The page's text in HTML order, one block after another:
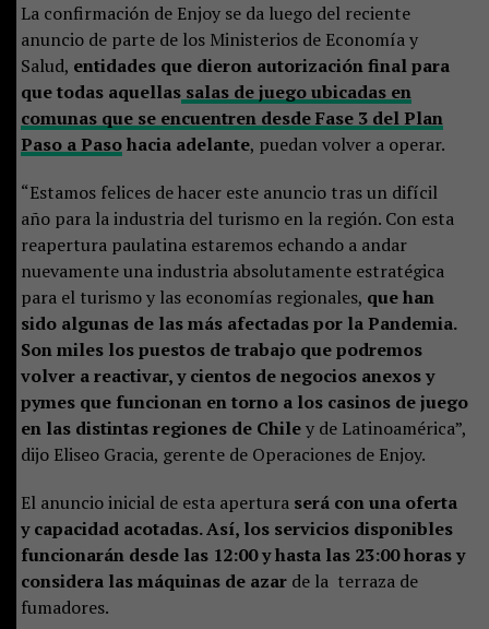
La confirmación de Enjoy se da luego del reciente
anuncio de parte de los Ministerios de Economía y
Salud, entidades que dieron autorización final para
que todas aquellassalas de juego ubicadas en
comunas que se encuentren desde Fase 3 del Plan
Paso a Pasohacia adelante, puedan volver a operar.
“Estamos felices de hacer este anuncio tras un difícil
año para la industria del turismo en la región. Con esta
reapertura paulatina estaremos echando a andar
nuevamente una industria absolutamente estratégica
para el turismo y las economías regionales, que han
sido algunas de las más afectadas por la Pandemia.
Son miles los puestos de trabajo que podremos
volver a reactivar, y cientos de negocios anexos y
pymes que funcionan en torno a los casinos de juego
en las distintas regiones de Chiley de Latinoamérica”,
dijo Eliseo Gracia, gerente de Operaciones de Enjoy.
El anuncio inicial de esta apertura será con una oferta
y capacidad acotadas. Así, los servicios disponibles
funcionarán desde las 12:00 y hasta las 23:00 horas y
considera las máquinas de azarde la terraza de
fumadores.